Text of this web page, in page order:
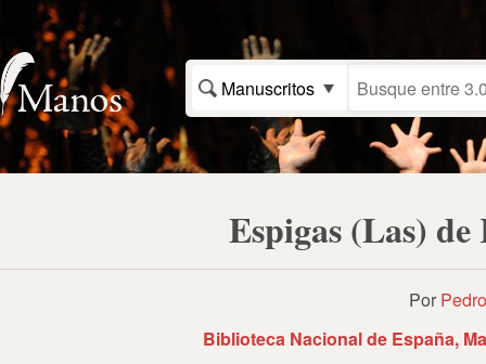
Manuscritos
Espigas (Las)
Por
Biblioteca Nacional de España,